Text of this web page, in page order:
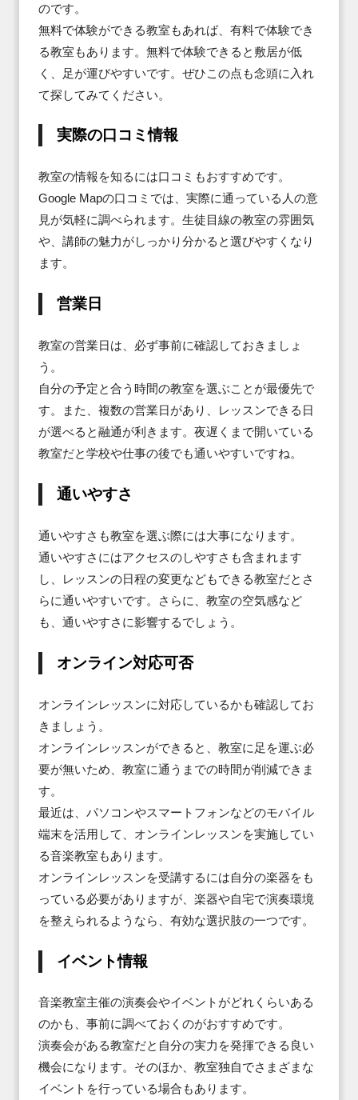
のです。
無料で体験ができる教室もあれば、有料で体験でき
る教室もあります。無料で体験できると敷居が低
く、足が運びやすいです。ぜひこの点も念頭に入れ
て探してみてください。
実際の口コミ情報
教室の情報を知るには口コミもおすすめです。
Google Mapの口コミでは、実際に通っている人の意
見が気軽に調べられます。生徒目線の教室の雰囲気
や、講師の魅力がしっかり分かると選びやすくなり
ます。
営業日
教室の営業日は、必ず事前に確認しておきましょ
う。
自分の予定と合う時間の教室を選ぶことが最優先で
す。また、複数の営業日があり、レッスンできる日
が選べると融通が利きます。夜遅くまで開いている
教室だと学校や仕事の後でも通いやすいですね。
通いやすさ
通いやすさも教室を選ぶ際には大事になります。
通いやすさにはアクセスのしやすさも含まれます
し、レッスンの日程の変更などもできる教室だとさ
らに通いやすいです。さらに、教室の空気感など
も、通いやすさに影響するでしょう。
オンライン対応可否
オンラインレッスンに対応しているかも確認してお
きましょう。
オンラインレッスンができると、教室に足を運ぶ必
要が無いため、教室に通うまでの時間が削減できま
す。
最近は、パソコンやスマートフォンなどのモバイル
端末を活用して、オンラインレッスンを実施してい
る音楽教室もあります。
オンラインレッスンを受講するには自分の楽器をも
っている必要がありますが、楽器や自宅で演奏環境
を整えられるようなら、有効な選択肢の一つです。
イベント情報
音楽教室主催の演奏会やイベントがどれくらいある
のかも、事前に調べておくのがおすすめです。
演奏会がある教室だと自分の実力を発揮できる良い
機会になります。そのほか、教室独自でさまざまな
イベントを行っている場合もあります。